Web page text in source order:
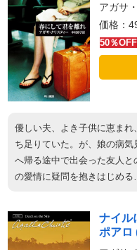
アガサ
価格：
50％OFF
優しい夫、よき子供に恵ま
ち足りていた。が、娘の病
へ帰る途中で出会った友人
の愛情に疑問を抱きはじめ
ナイル
ポアロ